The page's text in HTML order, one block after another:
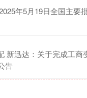
年5月19日全国主要
新迅达：关于完成工商
告